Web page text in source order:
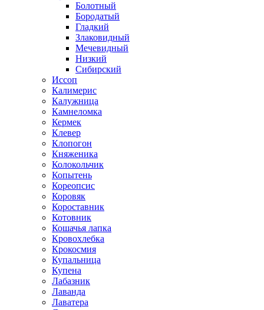
Болотный
Бородатый
Гладкий
Злаковидный
Мечевидный
Низкий
Сибирский
Иссоп
Калимерис
Калужница
Камнеломка
Кермек
Клевер
Клопогон
Княженика
Колокольчик
Копытень
Кореопсис
Коровяк
Короставник
Котовник
Кошачья лапка
Кровохлебка
Крокосмия
Купальница
Купена
Лабазник
Лаванда
Лаватера